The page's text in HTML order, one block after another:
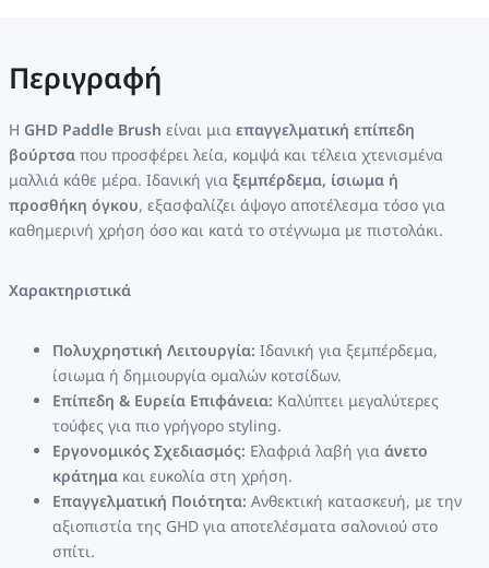
Περιγραφή
Η GHD Paddle Brush είναι μια επαγγελματική επίπεδη
βούρτσα που προσφέρει λεία, κομψά και τέλεια χτενισμένα
μαλλιά κάθε μέρα. Ιδανική για ξεμπέρδεμα, ίσιωμα ή
προσθήκη όγκου, εξασφαλίζει άψογο αποτέλεσμα τόσο για
καθημερινή χρήση όσο και κατά το στέγνωμα με πιστολάκι.
Χαρακτηριστικά
Πολυχρηστική Λειτουργία: Ιδανική για ξεμπέρδεμα,
ίσιωμα ή δημιουργία ομαλών κοτσίδων.
Επίπεδη & Ευρεία Επιφάνεια: Καλύπτει μεγαλύτερες
τούφες για πιο γρήγορο styling.
Εργονομικός Σχεδιασμός: Ελαφριά λαβή για άνετο
κράτημα και ευκολία στη χρήση.
Επαγγελματική Ποιότητα: Ανθεκτική κατασκευή, με την
αξιοπιστία της GHD για αποτελέσματα σαλονιού στο
σπίτι.